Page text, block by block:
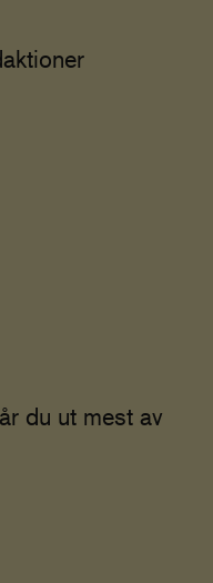
du ut mest av